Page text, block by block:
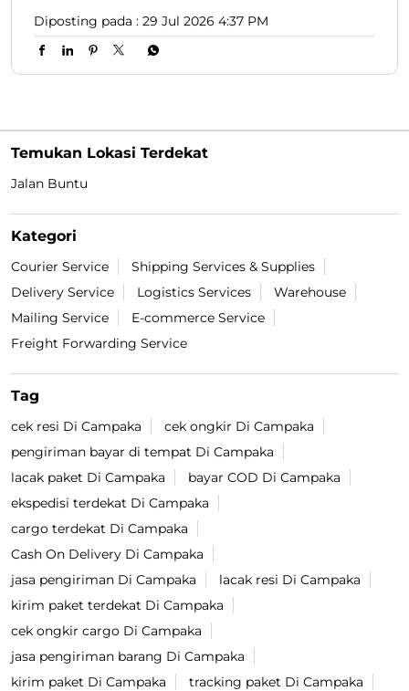
Diposting pada : 29 Jul 2026 4:37 PM
Temukan Lokasi Terdekat
Jalan Buntu
Kategori
Courier Service
Shipping Services & Supplies
Delivery Service
Logistics Services
Warehouse
Mailing Service
E-commerce Service
Freight Forwarding Service
Tag
cek resi Di Campaka
cek ongkir Di Campaka
pengiriman bayar di tempat Di Campaka
lacak paket Di Campaka
bayar COD Di Campaka
ekspedisi terdekat Di Campaka
cargo terdekat Di Campaka
Cash On Delivery Di Campaka
jasa pengiriman Di Campaka
lacak resi Di Campaka
kirim paket terdekat Di Campaka
cek ongkir cargo Di Campaka
jasa pengiriman barang Di Campaka
kirim paket Di Campaka
tracking paket Di Campaka